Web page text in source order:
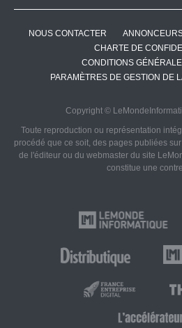
NOUS CONTACTER
CHARTE DE
CONDITIONS
PARAMÈTRES DE GESTION DE
Copyright ©
Toute reproduction ou représentation
procédé que ce soit, des pages publiées
de l'éditeur ou du webmaster du site
constitue une